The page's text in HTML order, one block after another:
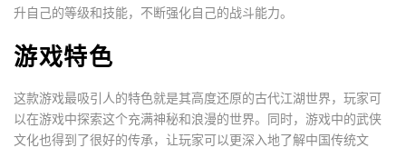
升自己的等级和技能，不断强化自己的战斗能力。
游戏特色
这款游戏最吸引人的特色就是其高度还原的古代江湖世界，玩家可
以在游戏中探索这个充满神秘和浪漫的世界。同时，游戏中的武侠
文化也得到了很好的传承，让玩家可以更深入地了解中国传统文